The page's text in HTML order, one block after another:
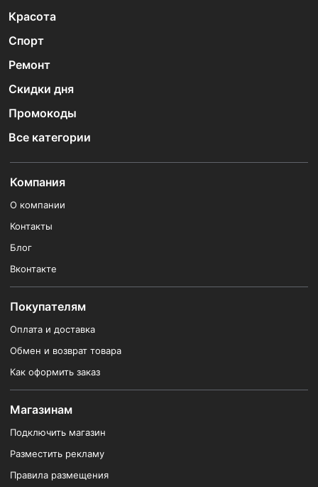
Красота
Спорт
Ремонт
Скидки дня
Промокоды
Все категории
Компания
О компании
Контакты
Блог
Вконтакте
Покупателям
Оплата и доставка
Обмен и возврат товара
Как оформить заказ
Магазинам
Подключить магазин
Разместить рекламу
Правила размещения